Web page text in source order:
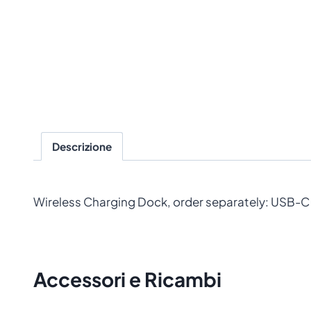
Descrizione
Wireless Charging Dock, order separately: USB-
Accessori e Ricambi